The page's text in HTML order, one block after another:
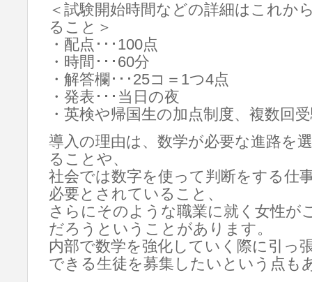
＜試験開始時間などの詳細はこれか
ること＞
・配点･･･100点
・時間･･･60分
・解答欄･･･25コ＝1つ4点
・発表･･･当日の夜
・英検や帰国生の加点制度、複数回
導入の理由は、数学が必要な進路を
ることや、
社会では数字を使って判断をする仕
必要とされていること、
さらにそのような職業に就く女性が
だろうということがあります。
内部で数学を強化していく際に引っ
できる生徒を募集したいという点も